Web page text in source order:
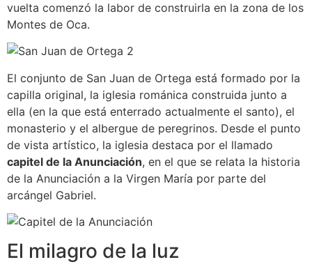
vuelta comenzó la labor de construirla en la zona de los
Montes de Oca.
El conjunto de San Juan de Ortega está formado por la
capilla original, la iglesia románica construida junto a
ella (en la que está enterrado actualmente el santo), el
monasterio y el albergue de peregrinos. Desde el punto
de vista artístico, la iglesia destaca por el llamado
capitel de la Anunciación, en el que se relata la historia
de la Anunciación a la Virgen María por parte del
arcángel Gabriel.
El milagro de la luz